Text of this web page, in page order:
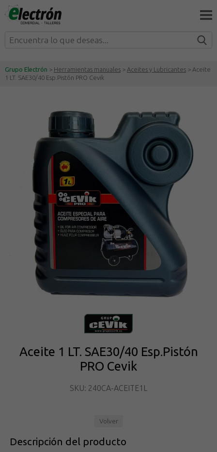
Grupo Electrón > Herramientas manuales > Aceites y Lubricantes > Aceite
1 LT. SAE30/40 Esp.Pistón PRO Cevik
Aceite 1 LT. SAE30/40 Esp.Pistón
PRO Cevik
SKU: 240CA-ACEITE1L
Volver
Descripción del producto